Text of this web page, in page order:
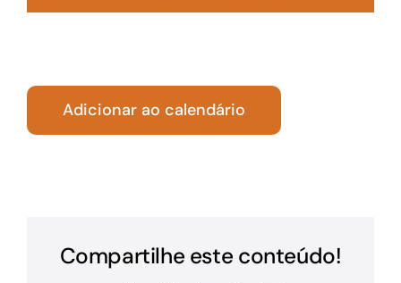
Adicionar ao calendário
Compartilhe este conteúdo!